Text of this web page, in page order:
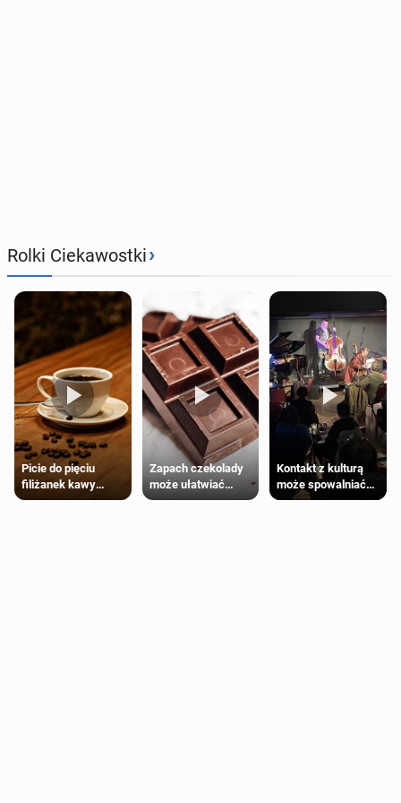
Rolki Ciekawostki›
Picie do pięciu
filiżanek kawy
dziennie jest
Zapach czekolady
może ułatwiać
trening siłowy
Kontakt z kulturą
może spowalniać
starzenie